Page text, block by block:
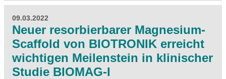
09.03.2022
Neuer resorbierbarer Magnesium-
Scaffold von BIOTRONIK erreicht
wichtigen Meilenstein in klinischer
Studie BIOMAG-I